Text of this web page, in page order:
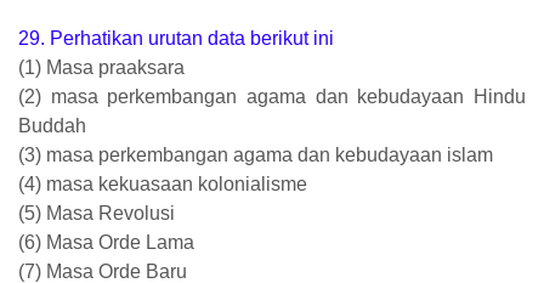
29. Perhatikan urutan data berikut ini
(1) Masa praaksara
(2) masa perkembangan agama dan kebudayaan Hindu
Buddah
(3) masa perkembangan agama dan kebudayaan islam
(4) masa kekuasaan kolonialisme
(5) Masa Revolusi
(6) Masa Orde Lama
(7) Masa Orde Baru